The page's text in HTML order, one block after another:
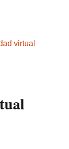
virtual